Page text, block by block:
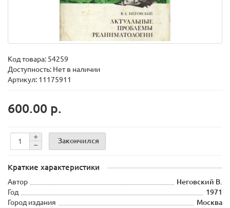
Код товара: 54259
Доступность: Нет в наличии
Артикул: 11175911
600.00 р.
Закончился
Краткие характеристики
Автор
Неговский В.
Год
1971
Город издания
Москва